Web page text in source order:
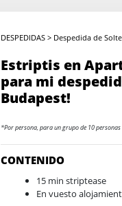
DESPEDIDAS > Despedida de
Estriptis en
para mi
Budapest!
*Por persona, para un grupo de 10 personas
CONTENIDO
15 min striptease
En vuesto